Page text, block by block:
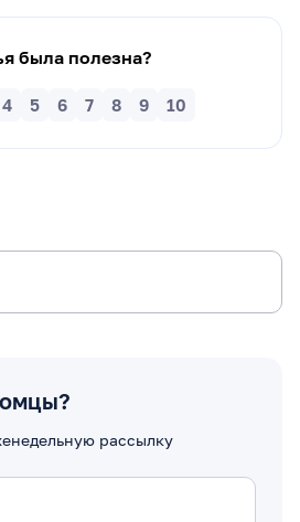
была полезна?
10
9
8
7
6
5
4
рассылку